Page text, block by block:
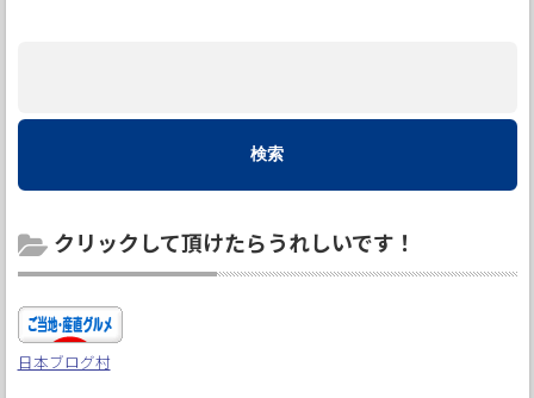
クリックして頂けたらうれしいです！
日本ブログ村